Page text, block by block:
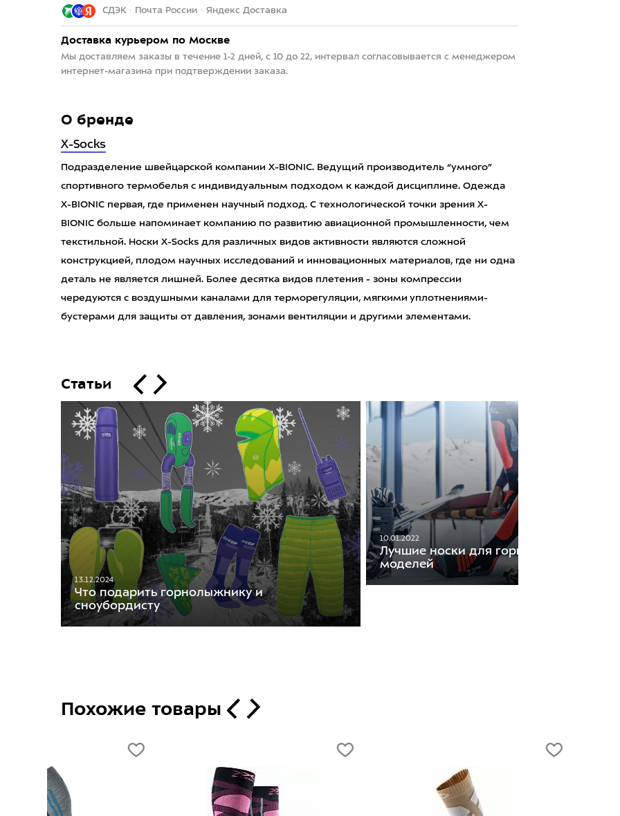
СДЭК · Почта России · Яндекс Доставка
Доставка курьером по Москве
Мы доставляем заказы в течение 1-2 дней, с 10 до 22, интервал согласовывается с менеджером
интернет-магазина при подтверждении заказа.
О бренде
X-Socks
Подразделение швейцарской компании X-BIONIC. Ведущий производитель “умного”
спортивного термобелья с индивидуальным подходом к каждой дисциплине. Одежда
X-BIONIC первая, где применен научный подход. С технологической точки зрения X-
BIONIC больше напоминает компанию по развитию авиационной промышленности, чем
текстильной. Носки X-Socks для различных видов активности являются сложной
конструкцией, плодом научных исследований и инновационных материалов, где ни одна
деталь не является лишней. Более десятка видов плетения - зоны компрессии
чередуются с воздушными каналами для терморегуляции, мягкими уплотнениями-
бустерами для защиты от давления, зонами вентиляции и другими элементами.
Статьи
13.12.2024
Что подарить горнолыжнику и
сноубордисту
10.01.2022
Лучшие носки для горнолыжников.
моделей
Похожие товары